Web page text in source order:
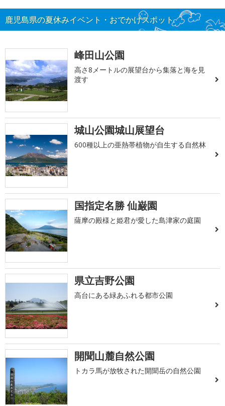
鹿児島県の夏休みイベント・おでかけスポット
峰田山公園
高さ8メートルの展望台から集落と海を見
渡す
城山公園城山展望台
600種以上の亜熱帯植物が自生する自然林
国指定名勝 仙巌園
薩摩の殿様と姫君が愛した島津家の庭園
県立吉野公園
高台にある緑あふれる都市公園
開聞山麓自然公園
トカラ馬が放牧された開聞岳の自然公園